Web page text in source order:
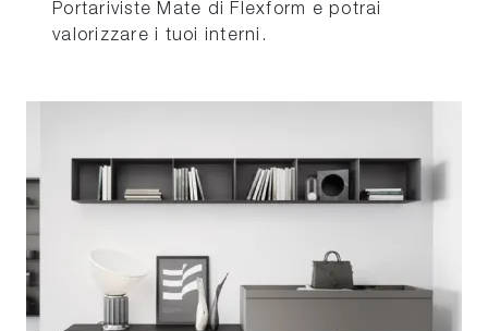
Portariviste Mate di Flexform e potrai
valorizzare i tuoi interni.